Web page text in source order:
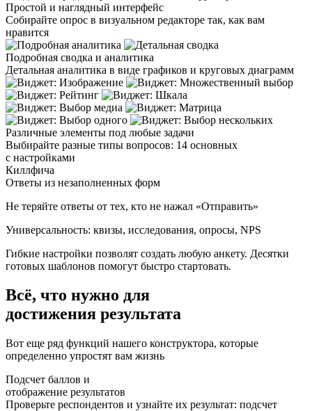
Простой и наглядный интерфейс
Собирайте опрос в визуальном редакторе так, как вам
нравится
Подробная сводка и аналитика
Детальная аналитика в виде графиков и круговых диаграмм
Различные элементы под любые задачи
Выбирайте разные типы вопросов: 14 основных
с настройками
Киллфича
Ответы из незаполненных форм
Не теряйте ответы от тех, кто не нажал «Отправить»
Универсальность: квизы, исследования, опросы, NPS
Гибкие настройки позволят создать любую анкету. Десятки
готовых шаблонов помогут быстро стартовать.
Всё, что нужно для
достижения результата
Вот еще ряд функций нашего конструктора, которые
определенно упростят вам жизнь
Подсчет баллов и
отображение результатов
Проверьте респондентов и узнайте их результат: подсчет